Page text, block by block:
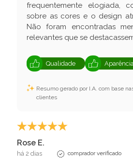
frequentemente elogiada,
sobre as cores e o design
Não foram encontradas
relevantes que se
Qualidade
Resumo gerado por I.A. com base
clientes
Rose E.
há 2 dias comprador verificado